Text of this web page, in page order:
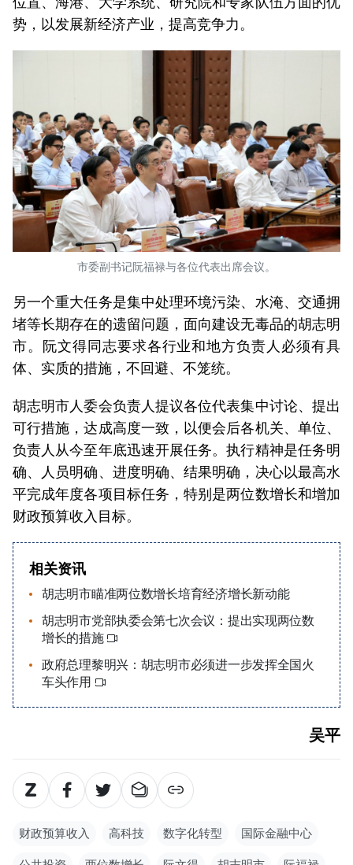
势，以发展新经济产业，提高竞争力。
市委副书记阮福禄与各位代表出席会议。
另一个重大任务是集中处理环境污染、水淹、交通拥
堵等长期存在的遗留问题，面向建设无毒品的胡志明
市。阮文得同志要求各行业和地方负责人必须有具
体、实质的措施，不回避、不笼统。
胡志明市人委会负责人提议各位代表集中讨论、提出
可行措施，达成高度一致，以便会后各机关、单位、
负责人从今至年底迅速开展任务。执行精神是任务明
确、人员明确、进度明确、结果明确，决心以最高水
平完成年度各项目标任务，特别是两位数增长和增加
财政预算收入目标。
相关资讯
胡志明市瞄准两位数增长培育经济增长新动能
胡志明市党部执委会第七次会议：提出实现两位数
增长的措施
政府总理黎明兴：胡志明市必须进一步发挥全国火
车头作用
吴平
财政预算收入 高科技 数字化转型 国际金融中心